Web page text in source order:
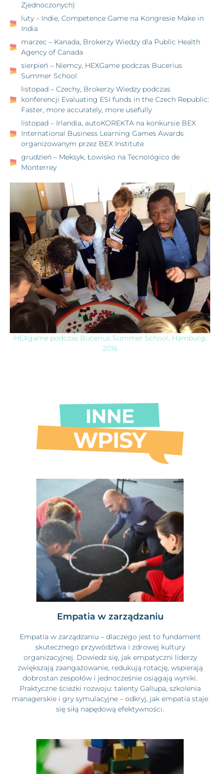
Zjednoczonych)
luty – Indie, Competence Game na Kongresie Make in
India
marzec – Kanada, Brokerzy Wiedzy dla Public Health
Agency of Canada
sierpień – Niemcy, HEXGame podczas Bucerius
Summer School
listopad – Czechy, Brokerzy Wiedzy podczas
konferencji Evaluating ESI funds in the Czech Republic:
Faster, more accurately, more usefully
listopad – Irlandia, autoKOREKTA na konkursie BEX
International Business Learning Games Awards
organizowanym przez BEX Institute
grudzień – Meksyk, Łowisko na Tecnológico de
Monterrey
HEXgame podczas Bucerius Summer School, Hamburg,
2016
Empatia w zarządzaniu
Empatia w zarządzaniu – dlaczego jest to fundament
skutecznego przywództwa i zdrowej kultury
organizacyjnej. Dowiedz się, jak empatyczni liderzy
zwiększają zaangażowanie, redukują rotację, wspierają
dobrostan zespołów i jednocześnie osiągają wyniki.
Praktyczne ścieżki rozwoju: talenty Gallupa, szkolenia
managerskie i gry symulacyjne – odkryj, jak empatia staje
się siłą napędową efektywności.